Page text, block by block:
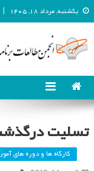
یکشنبه, مرداد ۱۸, ۱۴۰۵
انجمن
تسلیت
کارگاه ها و دوره های